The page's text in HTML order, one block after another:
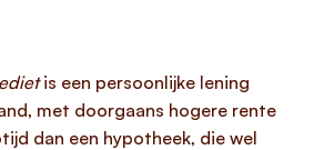
is een persoonlijke lening
met doorgaans hogere rente
dan een hypotheek, die wel